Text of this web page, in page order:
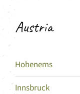
Austria
Hohenems
Innsbruck